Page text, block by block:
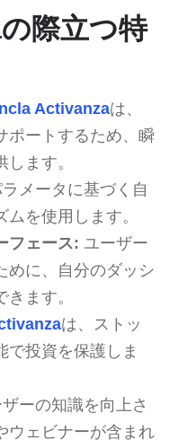
際立つ特
Activanzaは、
ポートするため、瞬
ます。
メータに基づく自
を使用します。
フェース: ユーザー
めに、自分のダッシ
ます。
は、ストッ
で投資を保護しま
ーの知識を向上さ
ウェビナーが含まれ